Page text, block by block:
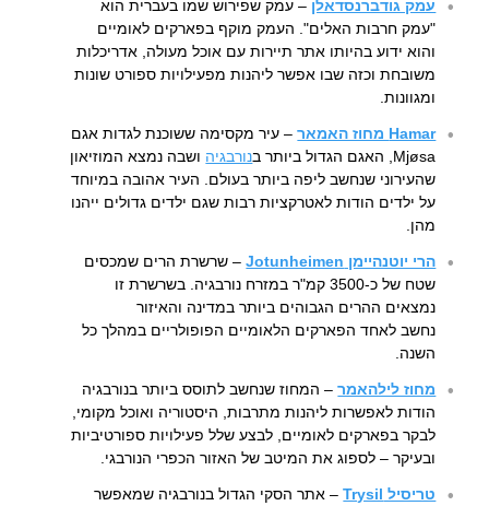
עמק גודברנסדאלן – עמק שפירוש שמו בעברית הוא
"עמק חרבות האלים". העמק מוקף בפארקים לאומיים
והוא ידוע בהיותו אתר תיירות עם אוכל מעולה, אדריכלות
משובחת וכזה שבו אפשר ליהנות מפעילויות ספורט שונות
ומגוונות.
Hamar מחוז האמאר
– עיר מקסימה ששוכנת לגדות אגם
Mjøsa, האגם הגדול ביותר ב
נורבגיה ושבה נמצא המוזיאון
שהעירוני שנחשב ליפה ביותר בעולם. העיר אהובה במיוחד
על ילדים הודות לאטרקציות רבות שגם ילדים גדולים ייהנו
מהן.
הרי יוטנהיימן Jotunheimen
– שרשרת הרים שמכסים
שטח של כ-3500 קמ"ר במזרח נורבגיה. בשרשרת זו
נמצאים ההרים הגבוהים ביותר במדינה והאיזור
נחשב לאחד הפארקים הלאומיים הפופולריים במהלך כל
השנה.
מחוז לילהאמר– המחוז שנחשב לתוסס ביותר בנורבגיה
הודות לאפשרות ליהנות מתרבות, היסטוריה ואוכל מקומי,
לבקר בפארקים לאומיים, לבצע שלל פעילויות ספורטיביות
ובעיקר – לספוג את המיטב של האזור הכפרי הנורבגי.
טריסיל Trysil
– אתר הסקי הגדול בנורבגיה שמאפשר